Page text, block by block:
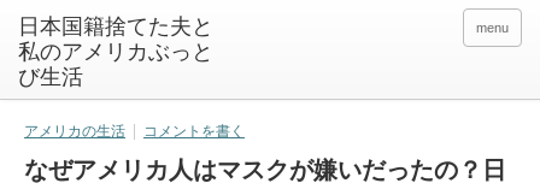
日本国籍捨てた夫と
私のアメリカぶっと
び生活
menu
アメリカの生活 コメントを書く
なぜアメリカ人はマスクが嫌いだったの？日